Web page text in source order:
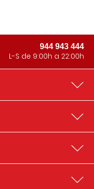
944 943 444
L-S de 9:00h a 22:00h